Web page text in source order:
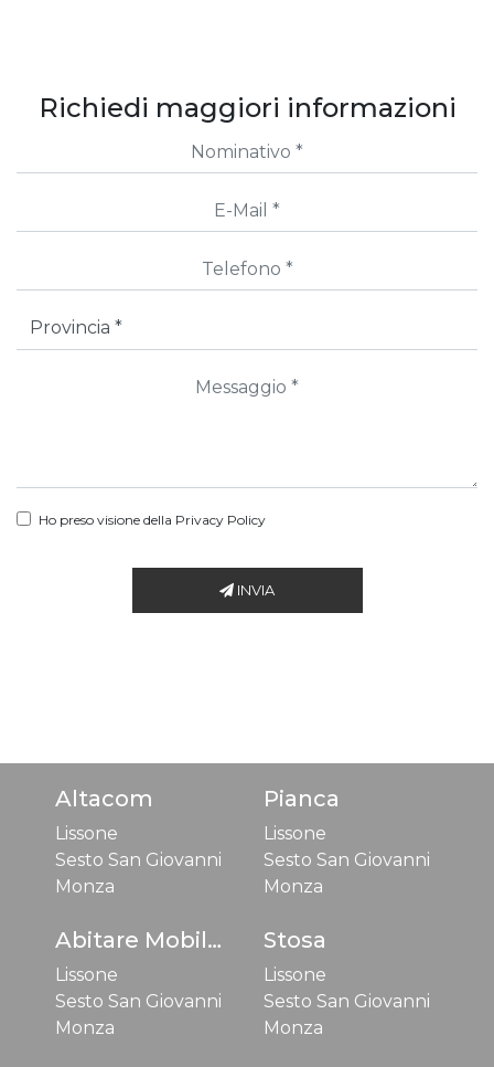
Richiedi maggiori informazioni
Ho preso visione della Privacy Policy
INVIA
Altacom
Lissone
Sesto San Giovanni
Monza
Pianca
Lissone
Sesto San Giovanni
Monza
Abitare Mobilstella
Lissone
Sesto San Giovanni
Monza
Stosa
Lissone
Sesto San Giovanni
Monza